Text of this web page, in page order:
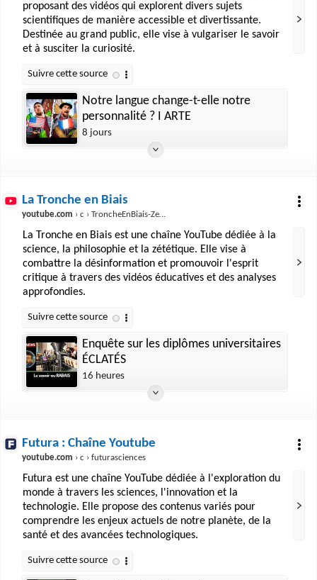
proposant des vidéos qui explorent divers sujets
scientifiques de manière accessible et divertissante.
Destinée au grand public, elle vise à vulgariser le savoir
et à susciter la curiosité.
Notre langue change-t-elle notre
personnalité ? I ARTE
8 jours
La Tronche en Biais
youtube.com › c › TroncheEnBiais-Zetetique
La Tronche en Biais est une chaîne YouTube dédiée à la
science, la philosophie et la zététique. Elle vise à
combattre la désinformation et promouvoir l'esprit
critique à travers des vidéos éducatives et des analyses
approfondies.
Enquête sur les diplômes universitaires
ÉCLATÉS
16 heures
Futura : Chaîne Youtube
youtube.com › c › futurasciences
Futura est une chaîne YouTube dédiée à l'exploration du
monde à travers les sciences, l'innovation et la
technologie. Elle propose des contenus variés pour
comprendre les enjeux actuels de notre planète, de la
santé et des avancées technologiques.